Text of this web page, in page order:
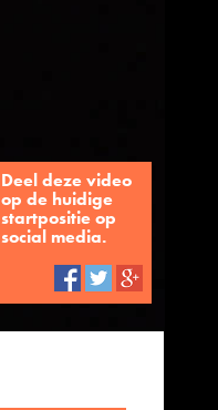
Deel deze video
op de huidige
startpositie op
social media.